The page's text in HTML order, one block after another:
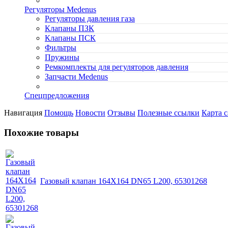
Регуляторы Medenus
Регуляторы давления газа
Клапаны ПЗК
Клапаны ПСК
Фильтры
Пружины
Ремкомплекты для регуляторов давления
Запчасти Medenus
Спецпредложения
Навигация Помощь Новости Отзывы Полезные ссылки Карта
Похожие товары
Газовый клапан 164X164 DN65 L200, 65301268